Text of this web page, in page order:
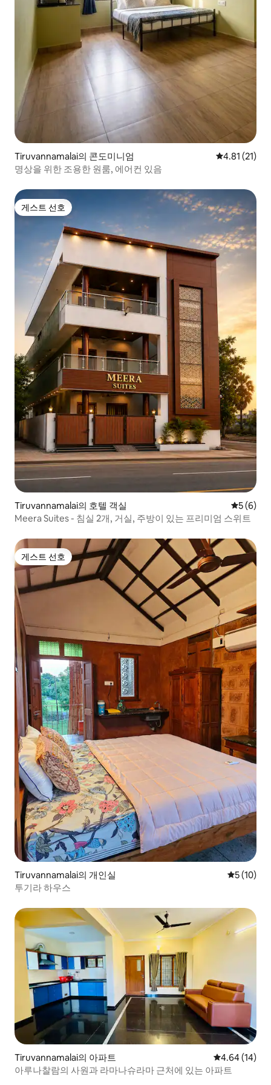
Tiruvannamalai의 콘도미니엄 평점 4.81점
4.81 (21)
명상을 위한 조용한 원룸, 에어컨 있음
게스트 선호
게스트 선호
Tiruvannamalai의 호텔 객실 평점 5점
5 (6)
Meera Suites - 침실 2개, 거실, 주방이 있는 프리미엄 스위트
게스트 선호
게스트 선호
Tiruvannamalai의 개인실 평점 5점
5 (10)
투기라 하우스
Tiruvannamalai의 아파트 평점 4.64점(5
4.64 (14)
아루나찰람의 사원과 라마나슈라마 근처에 있는 아파트